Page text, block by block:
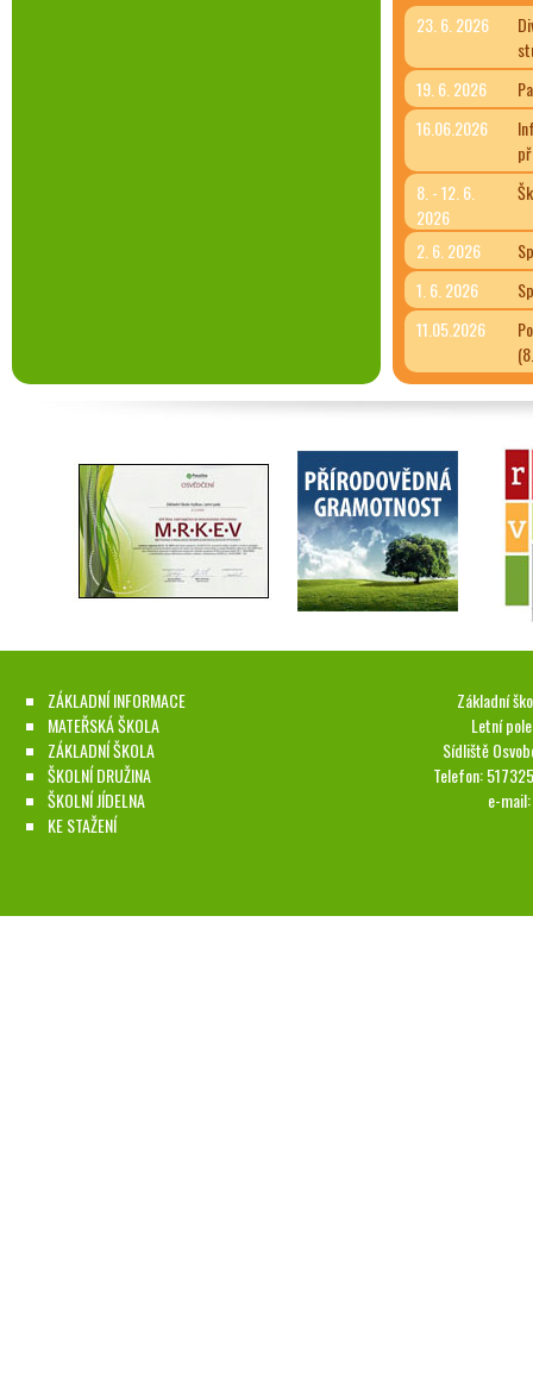
23. 6. 2026
19. 6. 2026
16.06.2026
8. - 12. 6.
2026
2. 6. 2026
1. 6. 2026
11.05.2026
ZÁKLADNÍ INFORMACE
MATEŘSKÁ ŠKOLA
ZÁKLADNÍ ŠKOLA
ŠKOLNÍ DRUŽINA
ŠKOLNÍ JÍDELNA
KE STAŽENÍ
Základní
Letní
Sídliště
Telefon:
e-mail: